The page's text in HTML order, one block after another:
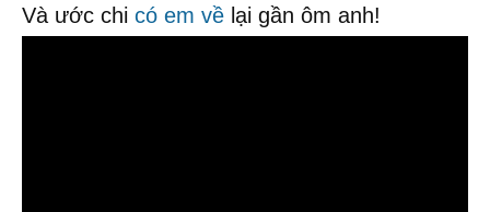
Và ước chi có em về lại gần ôm anh!